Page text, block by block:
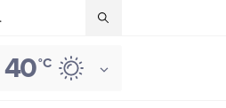
40°C